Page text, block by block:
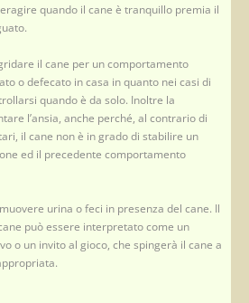
quando il cane è tranquillo premia il
il cane per un comportamento
o defecato in casa in quanto nei casi di
quando è da solo. Inoltre la
l’ansia, anche perché, al contrario di
il cane non è in grado di stabilire un
ed il precedente comportamento
urina o feci in presenza del cane. Il
può essere interpretato come un
o un invito al gioco, che spingerà il cane a